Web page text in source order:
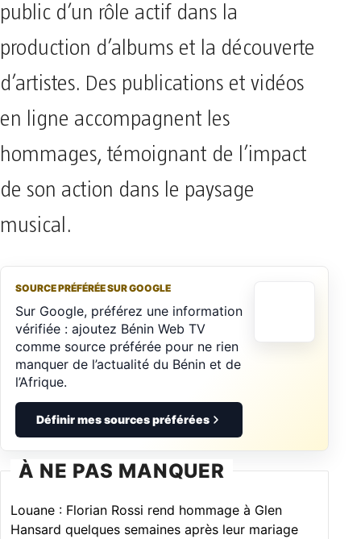
public d’un rôle actif dans la
production d’albums et la découverte
d’artistes. Des publications et vidéos
en ligne accompagnent les
hommages, témoignant de l’impact
de son action dans le paysage
musical.
SOURCE PRÉFÉRÉE SUR GOOGLE
Sur Google, préférez une information
vérifiée : ajoutez Bénin Web TV
comme source préférée pour ne rien
manquer de l’actualité du Bénin et de
l’Afrique.
Définir mes sources préférées
À NE PAS MANQUER
Louane : Florian Rossi rend hommage à Glen
Hansard quelques semaines après leur mariage